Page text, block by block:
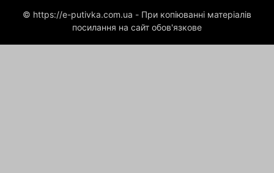
© https://e-putivka.com.ua - При копіюванні матеріалів
посилання на сайт обов'язкове